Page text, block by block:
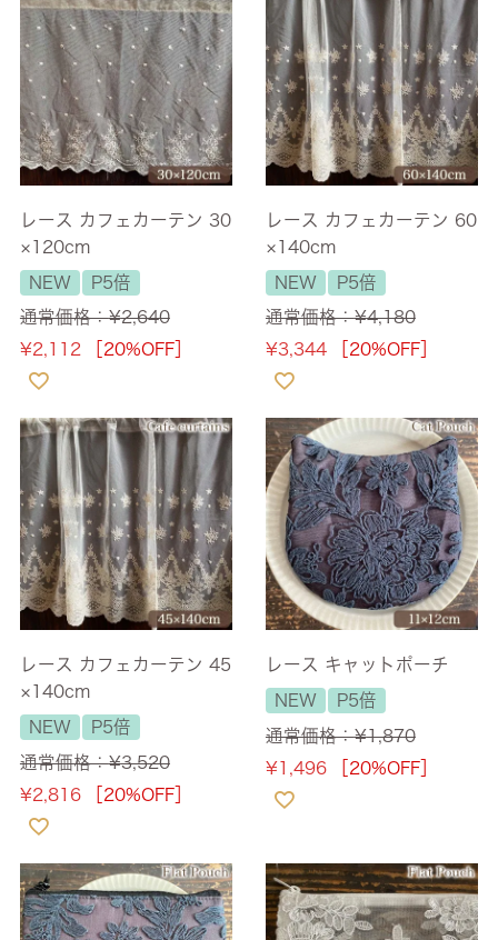
レース カフェカーテン 30
×120cm
NEW
P5倍
通常価格：¥2,640
¥2,112 ［20%OFF］
レース カフェカーテン 60
×140cm
NEW
P5倍
通常価格：¥4,180
¥3,344 ［20%OFF］
レース カフェカーテン 45
×140cm
NEW
P5倍
通常価格：¥3,520
¥2,816 ［20%OFF］
レース キャットポーチ
NEW
P5倍
通常価格：¥1,870
¥1,496 ［20%OFF］